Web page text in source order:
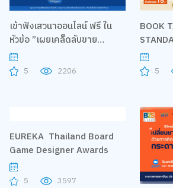
เข้าฟังเสวนาออนไลน์ ฟรี ใน
หัวข้อ ”เผยเคล็ดลับขาย
ออนไลน์บน Facebook ให้ปัง ปี
2022
5 2206
BOOK
STANDARD :
หรือรอก่อ
5
EUREKA Thailand Board
Game Designer Awards
5 3597